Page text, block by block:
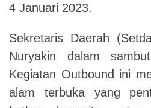
4 Januari 2023.
Sekretaris Daerah
Nuryakin dalam
Kegiatan Outbound ini
alam terbuka yang